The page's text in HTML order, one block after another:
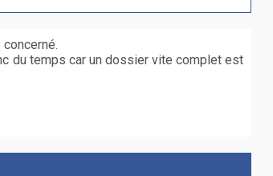
du temps car un dossier vite complet est